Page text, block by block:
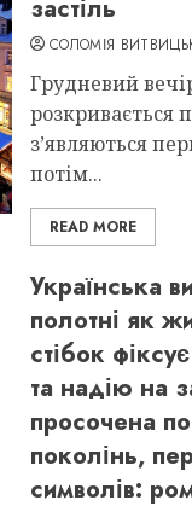
застіль
СОЛОМІЯ
Грудневий
розкривається
з’являються
потім...
READ MORE
Українська
полотні як
стібок
та надію на
просочена
поколінь,
символів: